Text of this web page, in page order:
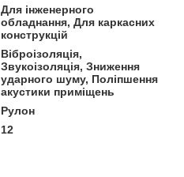
Для інженерного
обладнання, Для каркасних
конструкцій
Віброізоляція,
Звукоізоляція, Зниження
ударного шуму, Поліпшення
акустики приміщень
Рулон
12